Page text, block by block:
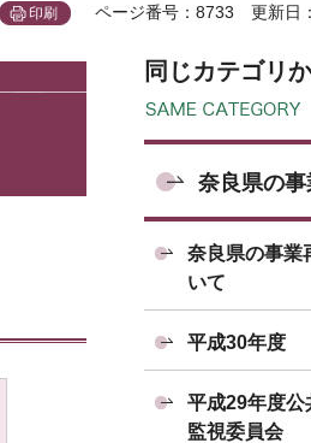
印刷 ページ番号：8733 更新日
同じカテゴリ
奈良県の
奈良県の事業
いて
平成30年度
平成29年度公
監視委員会